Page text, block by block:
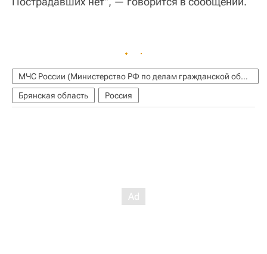
МЧС России (Министерство РФ по делам гражданской обороны, чрезвычайным ситуациям и ликвидации последствий стихийных бедствий)
Брянская область
Россия